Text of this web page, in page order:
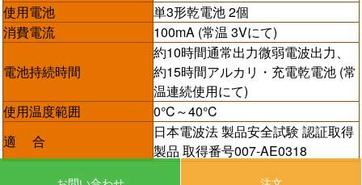
使用電池
単3形乾電池 2個
消費電流
100mA (常温 3Vにて)
電池持続時間
約10時間通常出力微弱電波出力、
約15時間アルカリ・充電乾電池 (常
温連続使用にて)
使用温度範囲
0°C～40°C
適 合
日本電波法 製品安全試験 認証取得
製品 取得番号007-AE0318